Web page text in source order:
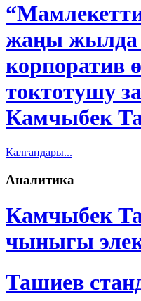
жаңы жылда
корпоратив
токтотушу
Камчыбек
Калгандары...
Аналитика
Камчыбек
чыныгы
Ташиев